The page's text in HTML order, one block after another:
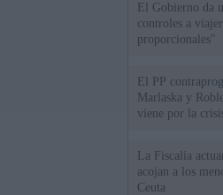
El Gobierno da
controles a
proporcionales"
El PP
Marlaska y
viene por la
La Fiscalía
acojan a los
Ceuta